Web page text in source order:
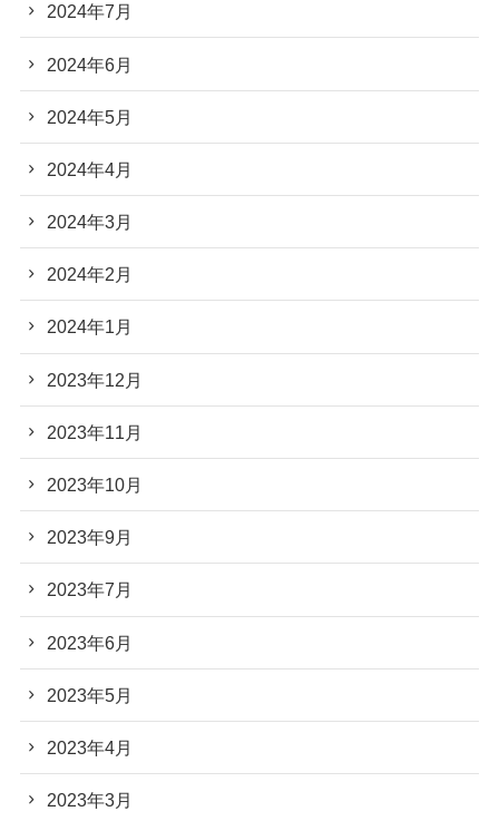
2024年7月
2024年6月
2024年5月
2024年4月
2024年3月
2024年2月
2024年1月
2023年12月
2023年11月
2023年10月
2023年9月
2023年7月
2023年6月
2023年5月
2023年4月
2023年3月